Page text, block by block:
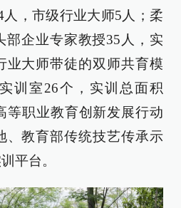
人，市级行业大师5人；柔
部企业专家教授35人，实
业大师带徒的双师共育模
训室26个，实训总面积
等职业教育创新发展行动
、教育部传统技艺传承示
平台。